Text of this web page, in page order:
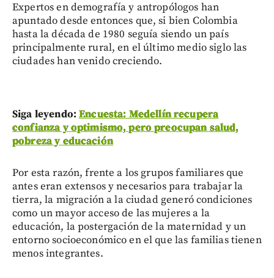
Expertos en demografía y antropólogos han
apuntado desde entonces que, si bien Colombia
hasta la década de 1980 seguía siendo un país
principalmente rural, en el último medio siglo las
ciudades han venido creciendo.
Siga leyendo:Encuesta: Medellín recupera
confianza y optimismo, pero preocupan salud,
pobreza y educación
Por esta razón, frente a los grupos familiares que
antes eran extensos y necesarios para trabajar la
tierra, la migración a la ciudad generó condiciones
como un mayor acceso de las mujeres a la
educación, la postergación de la maternidad y un
entorno socioeconómico en el que las familias tienen
menos integrantes.